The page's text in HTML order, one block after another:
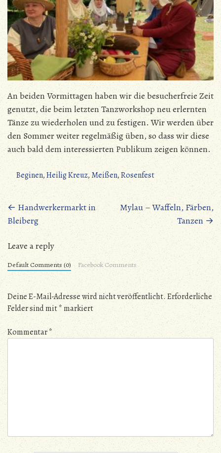
An beiden Vormittagen haben wir die besucherfreie Zeit
genutzt, die beim letzten Tanzworkshop neu erlernten
Tänze zu wiederholen und zu festigen. Wir werden über
den Sommer weiter regelmäßig üben, so dass wir diese
auch bald dem interessierten Publikum zeigen können.
Beginen,Heilig Kreuz,Meißen,Rosenfest
Beitragsnavigation
← Handwerkermarkt in
Bleiberg
Mylau – Waffeln, Färben,
Tanzen →
Leave a reply
Default Comments (0) Facebook Comments
Deine E-Mail-Adresse wird nicht veröffentlicht.Erforderliche
Felder sind mit* markiert
Kommentar*